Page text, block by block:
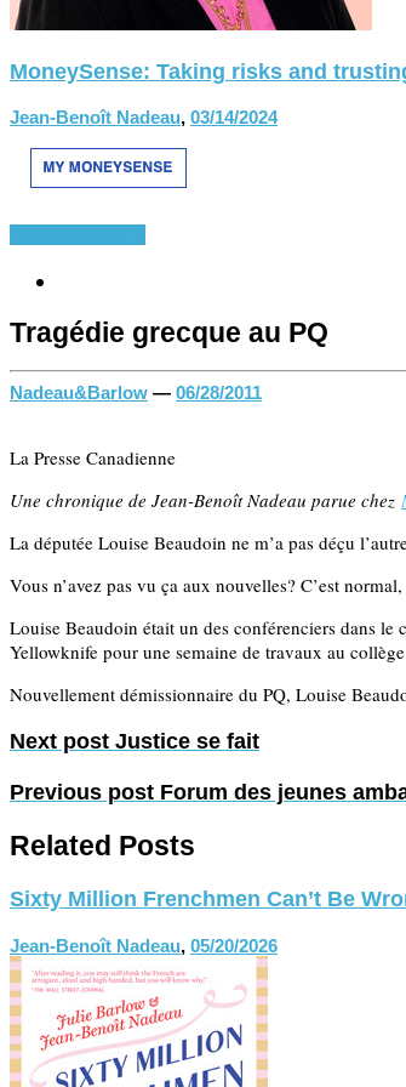
MoneySense: Taking risks and
Jean-Benoît Nadeau, 03/14/2024
Tragédie grecque au PQ
Nadeau&Barlow — 06/28/2011
La Presse Canadienne
Une chronique de Jean-Benoît Nadeau parue chez
La députée Louise Beaudoin ne m’a pas déçu
Vous n’avez pas vu ça aux nouvelles? C’est
Louise Beaudoin était un des conférenciers dans le
Yellowknife pour une semaine de travaux au
Nouvellement démissionnaire du PQ, Louise
Next post Justice se fait
Previous post Forum des jeunes
Related Posts
Sixty Million Frenchmen Can’t Be
Jean-Benoît Nadeau, 05/20/2026